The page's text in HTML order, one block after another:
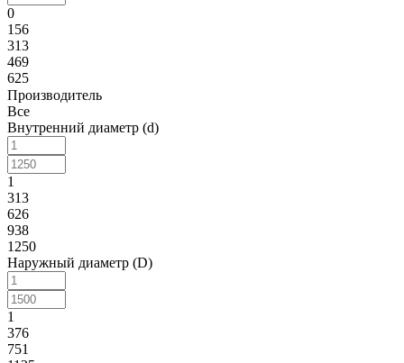
0
156
313
469
625
Производитель
Все
Внутренний диаметр (d)
1
313
626
938
1250
Наружный диаметр (D)
1
376
751